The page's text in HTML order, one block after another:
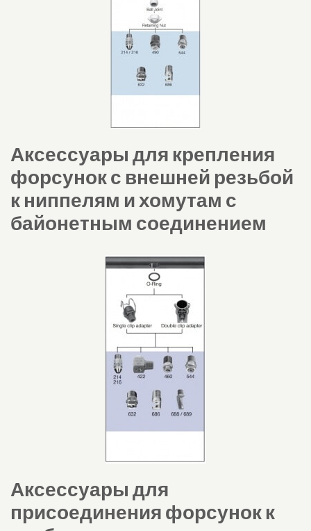
Аксессуары для крепления
форсунок с внешней резьбой
к ниппелям и хомутам с
байонетным соединением
Аксессуары для
присоединения форсунок к